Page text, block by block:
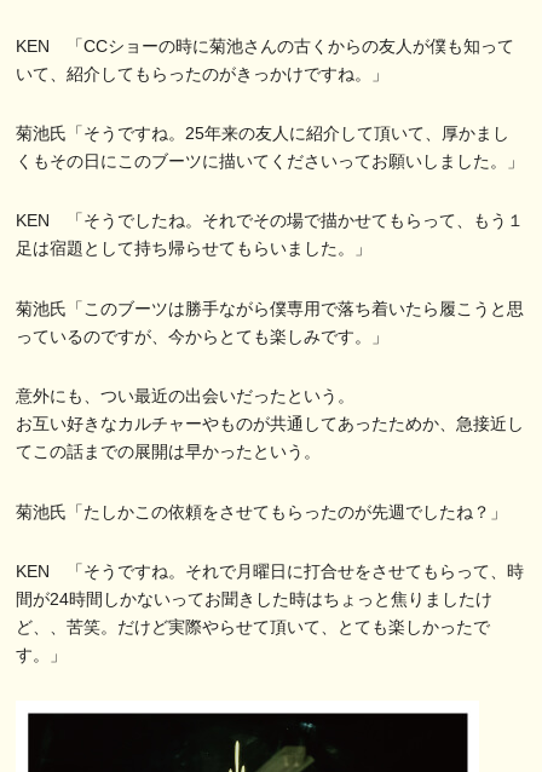
KEN 「CCショーの時に菊池さんの古くからの友人が僕も知って
いて、紹介してもらったのがきっかけですね。」
菊池氏「そうですね。25年来の友人に紹介して頂いて、厚かまし
くもその日にこのブーツに描いてくださいってお願いしました。」
KEN 「そうでしたね。それでその場で描かせてもらって、もう１
足は宿題として持ち帰らせてもらいました。」
菊池氏「このブーツは勝手ながら僕専用で落ち着いたら履こうと思
っているのですが、今からとても楽しみです。」
意外にも、つい最近の出会いだったという。
お互い好きなカルチャーやものが共通してあったためか、急接近し
てこの話までの展開は早かったという。
菊池氏「たしかこの依頼をさせてもらったのが先週でしたね？」
KEN 「そうですね。それで月曜日に打合せをさせてもらって、時
間が24時間しかないってお聞きした時はちょっと焦りましたけ
ど、、苦笑。だけど実際やらせて頂いて、とても楽しかったで
す。」